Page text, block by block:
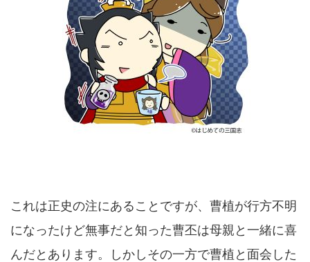
これは正史の注にあることですが、曹植が行方不明
になったけど無事だと知った曹丕は母親と一緒に喜
んだとあります。しかしその一方で曹植と面会した